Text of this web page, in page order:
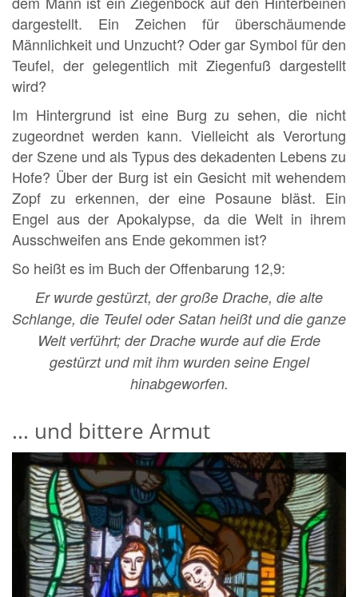
dargestellt. Ein Zeichen für überschäumende
Männlichkeit und Unzucht? Oder gar Symbol für den
Teufel, der gelegentlich mit Ziegenfuß dargestellt
wird?
Im Hintergrund ist eine Burg zu sehen, die nicht
zugeordnet werden kann. Vielleicht als Verortung
der Szene und als Typus des dekadenten Lebens zu
Hofe? Über der Burg ist ein Gesicht mit wehendem
Zopf zu erkennen, der eine Posaune bläst. Ein
Engel aus der Apokalypse, da die Welt in ihrem
Ausschweifen ans Ende gekommen ist?
So heißt es im Buch der Offenbarung 12,9:
Er wurde gestürzt, der große Drache, die alte
Schlange, die Teufel oder Satan heißt und die ganze
Welt verführt; der Drache wurde auf die Erde
gestürzt und mit ihm wurden seine Engel
hinabgeworfen.
... und bittere Armut